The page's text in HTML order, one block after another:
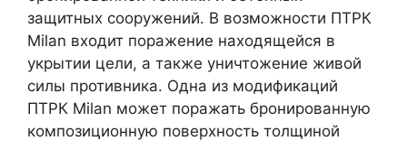
защитных сооружений. В возможности ПТРК
Milan входит поражение находящейся в
укрытии цели, а также уничтожение живой
силы противника. Одна из модификаций
ПТРК Milan может поражать бронированную
композиционную поверхность толщиной